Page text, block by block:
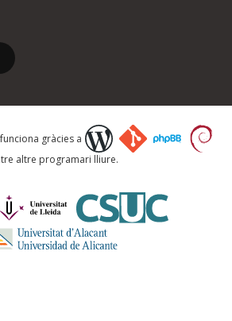
*
gràcies a
altre programari lliure.